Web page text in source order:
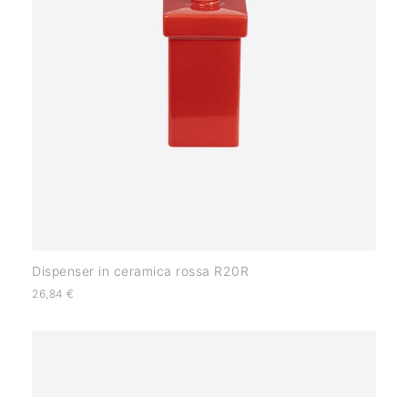
Dispenser in ceramica rossa R20R
26,84 €